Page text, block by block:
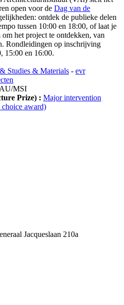
open voor de Dag van de
ontdek de publieke delen
tussen 10:00 en 18:00, of laat je
het project te ontdekken, van
Rondleidingen op inschrijving
15:00 en 16:00.
Studies & Materials - evr
MSI
Prize) : Major intervention
award)
Jacqueslaan 210a